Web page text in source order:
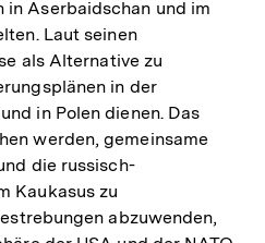
Aserbaidschan und im
Laut seinen
als Alternative zu
in der
in Polen dienen. Das
werden, gemeinsame
die russisch-
Kaukasus zu
abzuwenden,